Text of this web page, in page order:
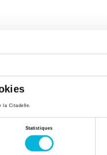
la Citadelle.
Statistiques